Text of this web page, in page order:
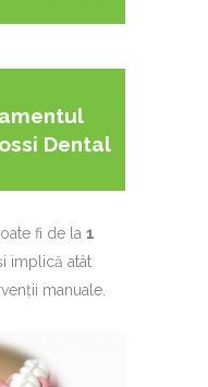
Dental
fi de la 1
implică atât
manuale.